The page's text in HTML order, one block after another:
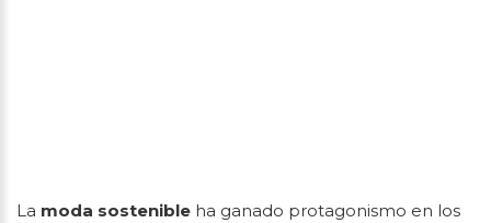
La moda sostenible ha ganado protagonismo en los